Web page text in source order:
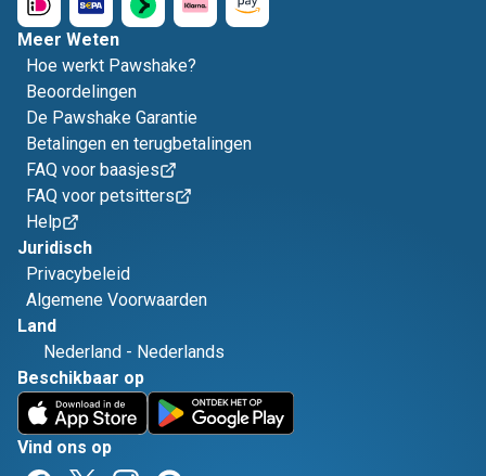
Meer Weten
Hoe werkt Pawshake?
Beoordelingen
De Pawshake Garantie
Betalingen en terugbetalingen
FAQ voor baasjes
FAQ voor petsitters
Help
Juridisch
Privacybeleid
Algemene Voorwaarden
Land
Nederland - Nederlands
Beschikbaar op
Vind ons op